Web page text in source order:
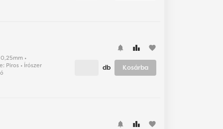
•
Piros • Írószer
favorite
db Kosárba
favorite